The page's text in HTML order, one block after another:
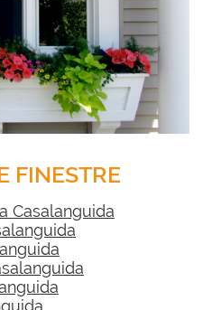
FINESTRE
Casalanguida